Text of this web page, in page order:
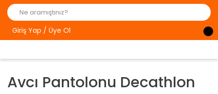
Giriş Yap / Üye Ol
Avcı Pantolonu Decathlon